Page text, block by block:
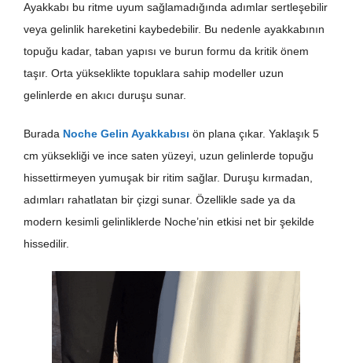
Ayakkabı bu ritme uyum sağlamadığında adımlar sertleşebilir
veya gelinlik hareketini kaybedebilir. Bu nedenle ayakkabının
topuğu kadar, taban yapısı ve burun formu da kritik önem
taşır. Orta yükseklikte topuklara sahip modeller uzun
gelinlerde en akıcı duruşu sunar.
Burada Noche Gelin Ayakkabısı ön plana çıkar. Yaklaşık 5
cm yüksekliği ve ince saten yüzeyi, uzun gelinlerde topuğu
hissettirmeyen yumuşak bir ritim sağlar. Duruşu kırmadan,
adımları rahatlatan bir çizgi sunar. Özellikle sade ya da
modern kesimli gelinliklerde Noche’nin etkisi net bir şekilde
hissedilir.